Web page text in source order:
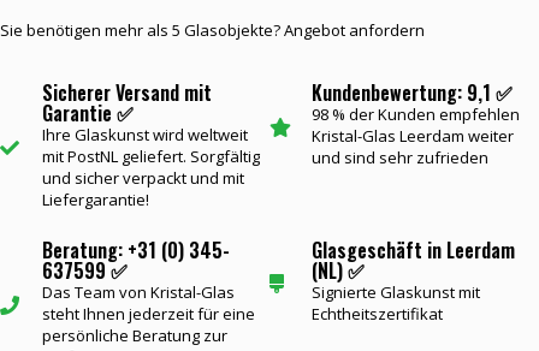
Sie benötigen mehr als 5 Glasobjekte? Angebot anfordern
Sicherer Versand mit
Garantie ✅
Ihre Glaskunst wird weltweit
mit PostNL geliefert. Sorgfältig
und sicher verpackt und mit
Liefergarantie!
Kundenbewertung: 9,1 ✅
98 % der Kunden empfehlen
Kristal-Glas Leerdam weiter
und sind sehr zufrieden
Beratung: +31 (0) 345-
637599 ✅
Das Team von Kristal-Glas
steht Ihnen jederzeit für eine
persönliche Beratung zur
Glasgeschäft in Leerdam
(NL) ✅
Signierte Glaskunst mit
Echtheitszertifikat